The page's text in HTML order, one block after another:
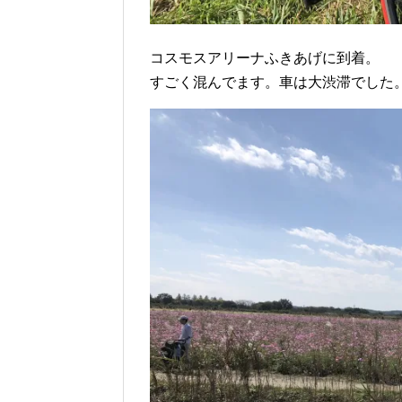
コスモスアリーナふきあげに到着。
すごく混んでます。車は大渋滞でした